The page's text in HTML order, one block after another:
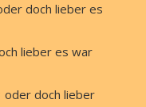
doch lieber es
lieber es war
oder doch lieber